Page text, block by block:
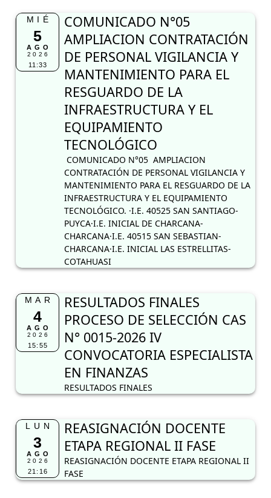
MIÉ
5
AGO
2026
11:33
COMUNICADO N°05
AMPLIACION CONTRATACIÓN
DE PERSONAL VIGILANCIA Y
MANTENIMIENTO PARA EL
RESGUARDO DE LA
INFRAESTRUCTURA Y EL
EQUIPAMIENTO
TECNOLÓGICO
COMUNICADO N°05 AMPLIACION
CONTRATACIÓN DE PERSONAL VIGILANCIA Y
MANTENIMIENTO PARA EL RESGUARDO DE LA
INFRAESTRUCTURA Y EL EQUIPAMIENTO
TECNOLÓGICO. ·I.E. 40525 SAN SANTIAGO-
PUYCA·I.E. INICIAL DE CHARCANA-
CHARCANA·I.E. 40515 SAN SEBASTIAN-
CHARCANA·I.E. INICIAL LAS ESTRELLITAS-
COTAHUASI
MAR
4
AGO
2026
15:55
RESULTADOS FINALES
PROCESO DE SELECCIÓN CAS
N° 0015-2026 IV
CONVOCATORIA ESPECIALISTA
EN FINANZAS
RESULTADOS FINALES
LUN
3
AGO
2026
21:16
REASIGNACIÓN DOCENTE
ETAPA REGIONAL II FASE
REASIGNACIÓN DOCENTE ETAPA REGIONAL II
FASE